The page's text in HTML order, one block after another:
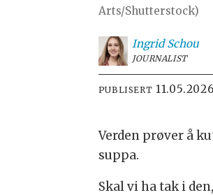
Arts/Shutterstock)
Ingrid Schou
JOURNALIST
PUBLISERT
Verden prøver å
suppa.
Skal vi ha tak i